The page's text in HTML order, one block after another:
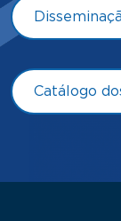
Catálogo